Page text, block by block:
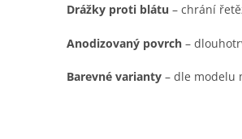
Drážky proti blátu – chrání
Anodizovaný povrch –
Barevné varianty – dle modelu